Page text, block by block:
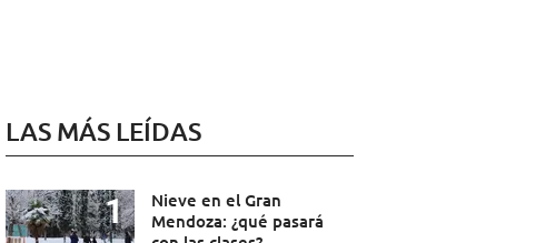
LAS MÁS LEÍDAS
Nieve en el Gran
Mendoza: ¿qué pasará